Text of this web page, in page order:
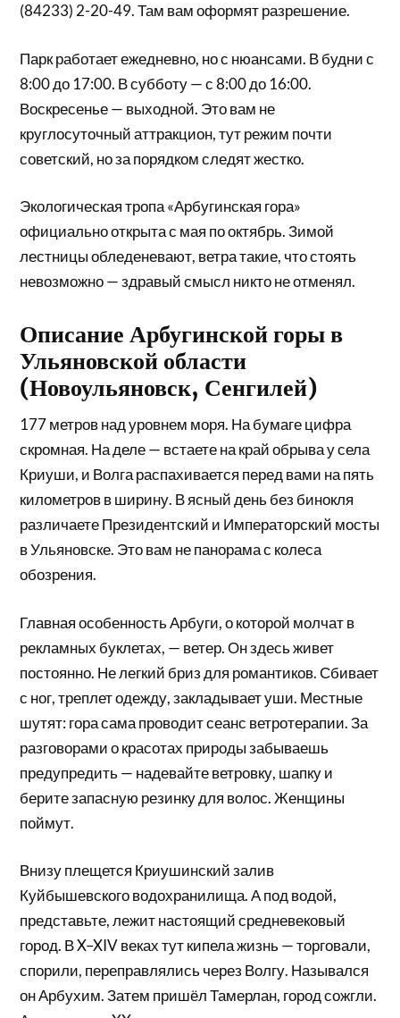
(84233) 2-20-49. Там вам оформят разрешение.
Парк работает ежедневно, но с нюансами. В будни с
8:00 до 17:00. В субботу — с 8:00 до 16:00.
Воскресенье — выходной. Это вам не
круглосуточный аттракцион, тут режим почти
советский, но за порядком следят жестко.
Экологическая тропа «Арбугинская гора»
официально открыта с мая по октябрь. Зимой
лестницы обледеневают, ветра такие, что стоять
невозможно — здравый смысл никто не отменял.
Описание Арбугинской горы в
Ульяновской области
(Новоульяновск, Сенгилей)
177 метров над уровнем моря. На бумаге цифра
скромная. На деле — встаете на край обрыва у села
Криуши, и Волга распахивается перед вами на пять
километров в ширину. В ясный день без бинокля
различаете Президентский и Императорский мосты
в Ульяновске. Это вам не панорама с колеса
обозрения.
Главная особенность Арбуги, о которой молчат в
рекламных буклетах, — ветер. Он здесь живет
постоянно. Не легкий бриз для романтиков. Сбивает
с ног, треплет одежду, закладывает уши. Местные
шутят: гора сама проводит сеанс ветротерапии. За
разговорами о красотах природы забываешь
предупредить — надевайте ветровку, шапку и
берите запасную резинку для волос. Женщины
поймут.
Внизу плещется Криушинский залив
Куйбышевского водохранилища. А под водой,
представьте, лежит настоящий средневековый
город. В X–XIV веках тут кипела жизнь — торговали,
спорили, переправлялись через Волгу. Назывался
он Арбухим. Затем пришёл Тамерлан, город сожгли.